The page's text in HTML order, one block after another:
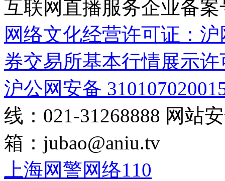
互联网直播服务企业备案
网络文化经营许可证：
券交易所基本行情展示许
沪公网安备
线：021-31268888 网站
箱： jubao@aniu.tv
上海网警网络110